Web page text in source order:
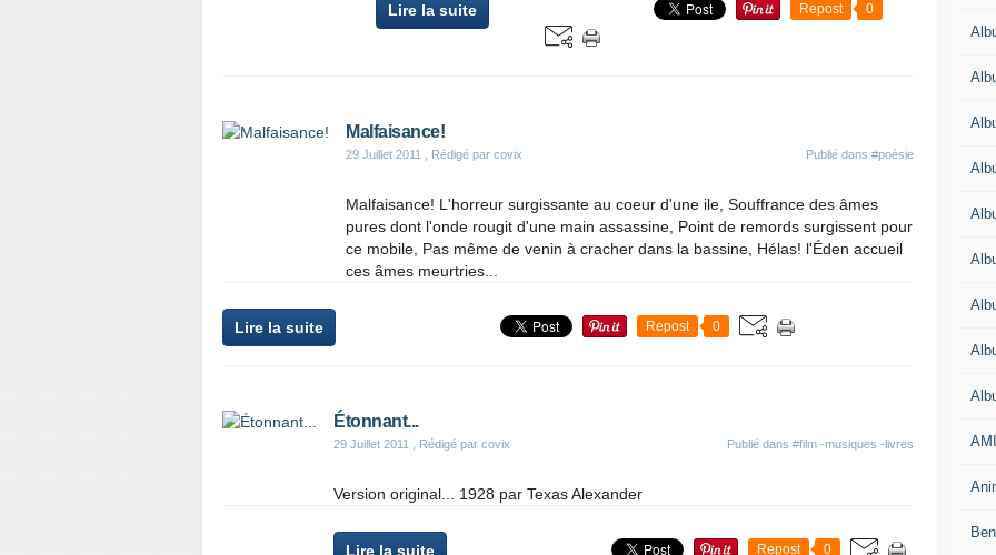
Lire la suite Repost 0
Malfaisance!
29 Juillet 2011 , Rédigé par covix Publié dans #poésie
Malfaisance! L'horreur surgissante au coeur d'une ile, Souffrance des âmes
pures dont l'onde rougit d'une main assassine, Point de remords surgissent pour
ce mobile, Pas même de venin à cracher dans la bassine, Hélas! l'Éden accueil
ces âmes meurtries...
Lire la suite Repost 0
Étonnant...
29 Juillet 2011 , Rédigé par covix Publié dans #film -musiques -livres
Version original... 1928 par Texas Alexander
Lire la suite Repost 0